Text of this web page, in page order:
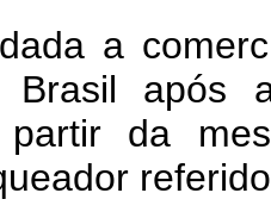
a
Brasil
partir da